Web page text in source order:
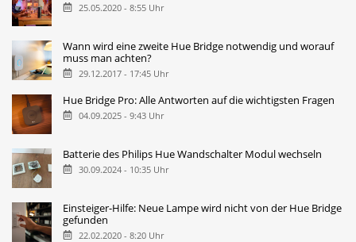
25.05.2020 - 8:55 Uhr
Wann wird eine zweite Hue Bridge notwendig und worauf
muss man achten?
29.12.2017 - 17:45 Uhr
Hue Bridge Pro: Alle Antworten auf die wichtigsten Fragen
04.09.2025 - 9:43 Uhr
Batterie des Philips Hue Wandschalter Modul wechseln
30.09.2024 - 10:35 Uhr
Einsteiger-Hilfe: Neue Lampe wird nicht von der Hue Bridge
gefunden
22.02.2020 - 8:20 Uhr